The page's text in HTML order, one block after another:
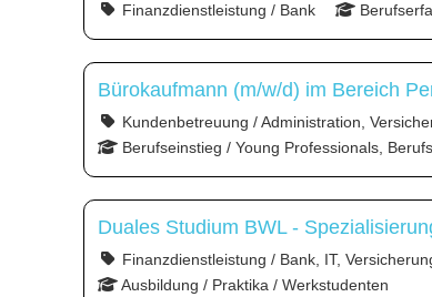
Finanzdienstleistung / Bank
Bürokaufmann (m/w/d) im Bereich
Kundenbetreuung / Administration,
Berufseinstieg / Young Professionals,
Duales Studium BWL -
Finanzdienstleistung / Bank, IT,
Ausbildung / Praktika / Werkstudenten